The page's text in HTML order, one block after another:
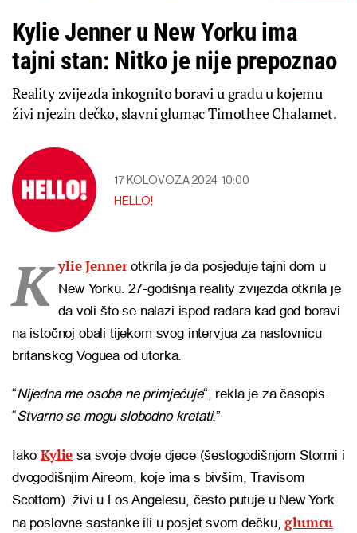
Kylie Jenner u New Yorku ima
tajni stan: Nitko je nije prepoznao
Reality zvijezda inkognito boravi u gradu u kojemu
živi njezin dečko, slavni glumac Timothee Chalamet.
17 KOLOVOZA 2024 10:00
HELLO!
K ylie Jennerotkrila je da posjeduje tajni dom u
New Yorku. 27-godišnja reality zvijezda otkrila je
da voli što se nalazi ispod radara kad god boravi
na istočnoj obali tijekom svog intervjua za naslovnicu
britanskog Voguea od utorka.
“Nijedna me osoba ne primjećuje“, rekla je za časopis.
“Stvarno se mogu slobodno kretati.”
IakoKylie sa svoje dvoje djece (šestogodišnjom Stormi i
dvogodišnjim Aireom, koje ima s bivšim, Travisom
Scottom) živi u Los Angelesu, često putuje u New York
na poslovne sastanke ili u posjet svom dečku,glumcu